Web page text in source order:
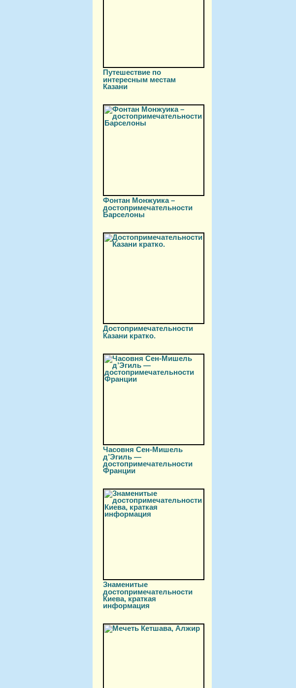
Путешествие по
интересным местам
Казани
Фонтан Монжуика –
достопримечательности
Барселоны
Достопримечательности
Казани кратко.
Часовня Сен-Мишель
д’Эгиль —
достопримечательности
Франции
Знаменитые
достопримечательности
Киева, краткая
информация